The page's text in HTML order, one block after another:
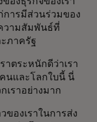
การมีส่วนร่วมของ
ความสัมพันธ์ที่
ภาครัฐ
าตระหนักดีว่าเรา
คนและโลกใบนี้ นี่
เราอย่างมาก
องเราในการส่ง